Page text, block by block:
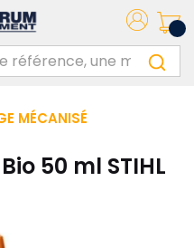
MÉCANISÉ
50 ml STIHL